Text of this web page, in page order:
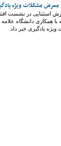
معرض مشکلات ویژه
استثنایی در نشست
همکاری دانشگاه
یادگیری خبر داد.